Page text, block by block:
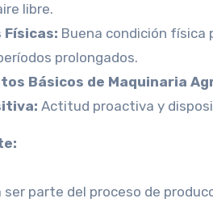
libre.
Físicas: Buena condición física
prolongados.
Básicos de Maquinaria
Actitud proactiva y
parte del proceso de